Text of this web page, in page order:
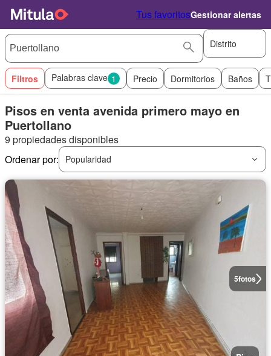
Tus favoritosGestionar alertas
Distrito
Filtros Palabras clave 1 Precio Dormitorios Baños
Pisos en venta avenida primero mayo en
Puertollano
9 propiedades disponibles
Ordenar por:
Popularidad
5fotos